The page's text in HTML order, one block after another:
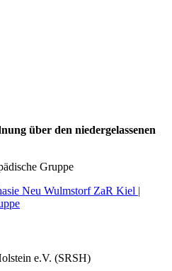
über den niedergelassenen
Gruppe
Neu Wulmstorf ZaR Kiel |
e.V. (SRSH)